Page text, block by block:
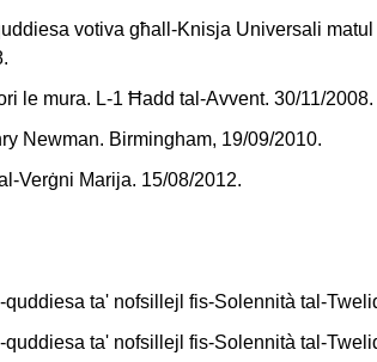
votiva għall-Knisja Universali
le mura. L-1 Ħadd tal-Avvent. 30/11/2008.
Newman. Birmingham, 19/09/2010.
Verġni Marija. 15/08/2012.
ta' nofsillejl fis-Solennità tal-
ta' nofsillejl fis-Solennità tal-